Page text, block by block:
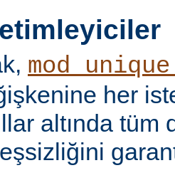
her
altında tüm